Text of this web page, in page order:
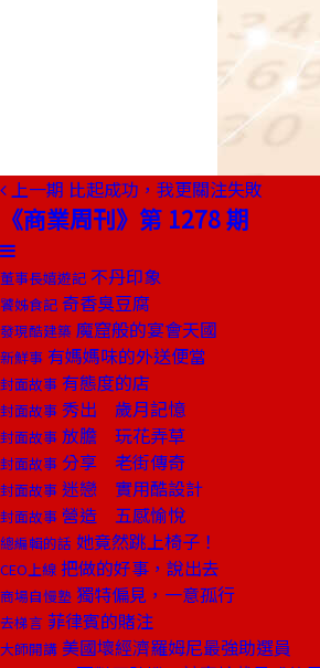
上一期 比起成功，我更關注失敗
《商業周刊》第 1278 期
董事長嬉遊記 不丹印象
饕姊食記 奇香臭豆腐
發現酷建築 魔窟般的宴會天國
新鮮事 有媽媽味的外送便當
封面故事 有態度的店
封面故事 秀出 歲月記憶
封面故事 放膽 玩花弄草
封面故事 分享 老街傳奇
封面故事 迷戀 實用酷設計
封面故事 營造 五感愉悅
總編輯的話 她竟然跳上椅子！
CEO上線 把做的好事，說出去
商場自慢塾 獨特偏見，一意孤行
去梯言 菲律賓的賭注
大師開講 美國壞經濟羅姆尼最強助選員